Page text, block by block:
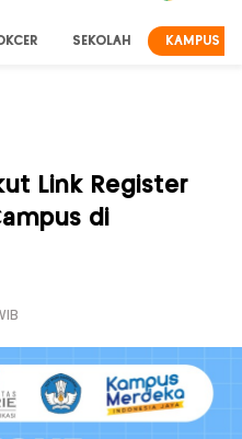
SEKOLAH KAMPUS
Link Register
di